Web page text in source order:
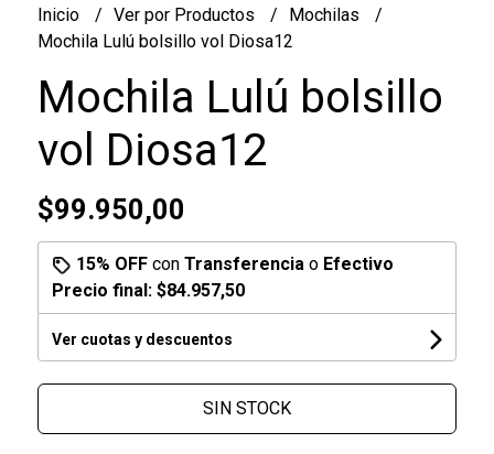
Inicio Ver por Productos
Mochilas
Mochila Lulú bolsillo vol Diosa12
Mochila Lulú bolsillo
vol Diosa12
$99.950,00
15% OFFcon Transferencia o Efectivo
Precio final: $84.957,50
Ver cuotas y descuentos
SIN STOCK